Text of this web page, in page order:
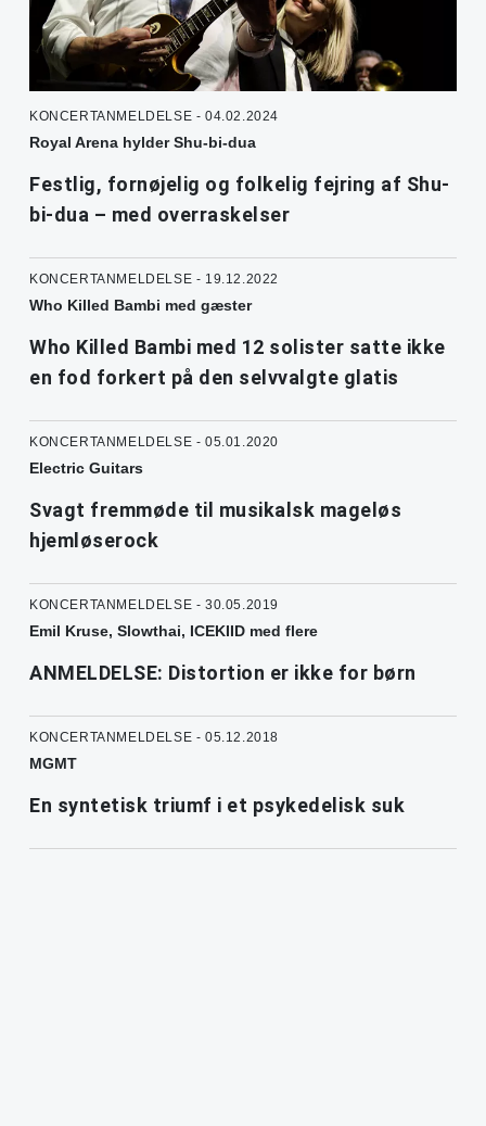
KONCERTANMELDELSE - 04.02.2024
Royal Arena hylder Shu-bi-dua
Festlig, fornøjelig og folkelig fejring af Shu-
bi-dua – med overraskelser
KONCERTANMELDELSE - 19.12.2022
Who Killed Bambi med gæster
Who Killed Bambi med 12 solister satte ikke
en fod forkert på den selvvalgte glatis
KONCERTANMELDELSE - 05.01.2020
Electric Guitars
Svagt fremmøde til musikalsk mageløs
hjemløserock
KONCERTANMELDELSE - 30.05.2019
Emil Kruse, Slowthai, ICEKIID med flere
ANMELDELSE: Distortion er ikke for børn
KONCERTANMELDELSE - 05.12.2018
MGMT
En syntetisk triumf i et psykedelisk suk